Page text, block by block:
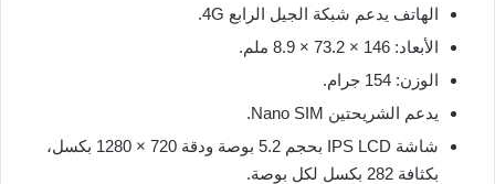
الهاتف يدعم شبكة الجيل الرابع 4G.
الأبعاد: 146 × 73.2 × 8.9 ملم.
الوزن: 154 جرام.
يدعم الشريحتين Nano SIM.
شاشة IPS LCD بحجم 5.2 بوصة ودقة 720 × 1280 بكسل،
بكثافة 282 بكسل لكل بوصة.